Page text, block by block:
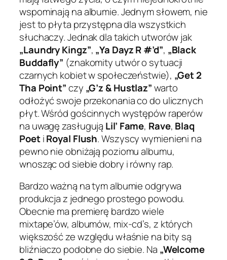
wspominają na albumie. Jednym słowem, nie
jest to płyta przystępna dla wszystkich
słuchaczy. Jednak dla takich utworów jak
„Laundry Kingz”, „Ya Dayz R #’d”, „Black
Buddafly” (znakomity utwór o sytuacji
czarnych kobiet w społeczeństwie), „Get 2
Tha Point”czy „G’z & Hustlaz”warto
odłożyć swoje przekonania co do ulicznych
płyt. Wśród gościnnych występów raperów
na uwagę zasługują Lil’ Fame, Rave, Blaq
PoetiRoyal Flush. Wszyscy wymienieni na
pewno nie obniżają poziomu albumu,
wnosząc od siebie dobry i równy rap.
Bardzo ważną na tym albumie odgrywa
produkcja z jednego prostego powodu.
Obecnie ma premierę bardzo wiele
mixtape’ów, albumów, mix-cd’s, z których
większość ze względu właśnie na bity są
bliźniaczo podobne do siebie. Na „Welcome